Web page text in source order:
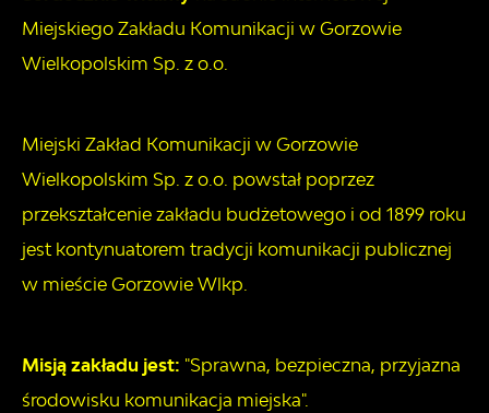
Miejskiego Zakładu Komunikacji w Gorzowie
Wielkopolskim Sp. z o.o.
Miejski Zakład Komunikacji w Gorzowie
Wielkopolskim Sp. z o.o. powstał poprzez
przekształcenie zakładu budżetowego i od 1899 roku
jest kontynuatorem tradycji komunikacji publicznej
w mieście Gorzowie Wlkp.
Misją zakładu jest: "Sprawna, bezpieczna, przyjazna
środowisku komunikacja miejska".